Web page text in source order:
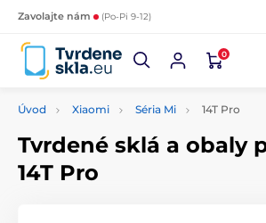
Zavolajte nám (Po-Pi 9-12)
0
Úvod Xiaomi Séria Mi 14T Pro
Tvrdené sklá a obaly
14T Pro